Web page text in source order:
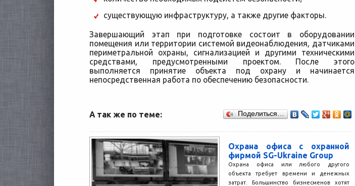
существующую инфраструктуру, а также другие факторы.
Завершающий этап при подготовке состоит в оборудовании
помещения или территории системой видеонаблюдения, датчиками
периметральной охраны, сигнализацией и другими техническими
средствами, предусмотренными проектом. После этого
выполняется принятие объекта под охрану и начинается
непосредственная работа по обеспечению безопасности.
А так же по теме: Поделиться…
Охрана офиса с охранной
фирмой SG-Ukraine Group
Охрана офиса или любого другого
объекта требует времени и денежных
затрат. Большинство бизнесменов хотят